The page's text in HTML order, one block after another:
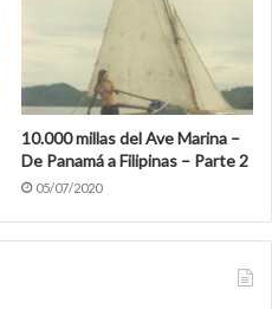
10.000 millas del Ave Marina –
De Panamá a Filipinas – Parte 2
05/07/2020